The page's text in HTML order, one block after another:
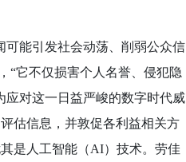
能引发社会动荡、削弱公众信
“它不仅损害个人名誉、侵犯隐
对这一日益严峻的数字时代威
估信息，并敦促各利益相关方
是人工智能（AI）技术。劳佳